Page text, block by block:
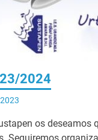
2024
os deseamos
Seguiremos
instituto y
vuestra